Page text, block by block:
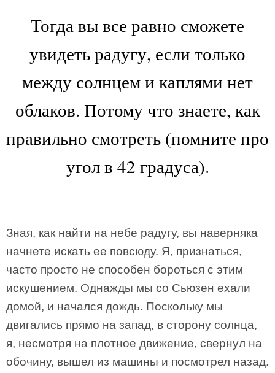
Тогда вы все равно сможете
увидеть радугу, если только
между солнцем и каплями нет
облаков. Потому что знаете, как
правильно смотреть (помните про
угол в 42 градуса).
Зная, как найти на небе радугу, вы наверняка
начнете искать ее повсюду. Я, признаться,
часто просто не способен бороться с этим
искушением. Однажды мы со Сьюзен ехали
домой, и начался дождь. Поскольку мы
двигались прямо на запад, в сторону солнца,
я, несмотря на плотное движение, свернул на
обочину, вышел из машины и посмотрел назад.